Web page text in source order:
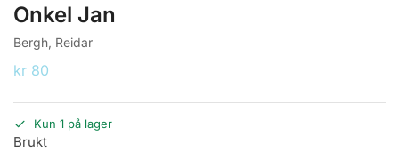
Onkel Jan
Bergh, Reidar
kr 80
Kun 1 på lager
Brukt